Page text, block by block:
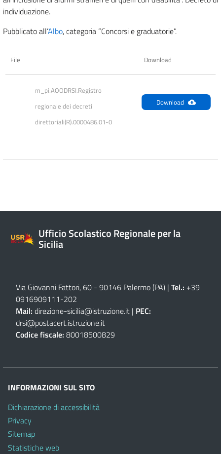
individuazione.
Pubblicato all’Albo, categoria “Concorsi e graduatorie”.
File Download
m_pi.AOODRSI.Registro
regionale dei decreti
direttoriali(R).0000486.01-0
Download
Ufficio Scolastico Regionale per la
Sicilia
Via Giovanni Fattori, 60 - 90146 Palermo (PA) | Tel.: +39
0916909111-202
Mail: direzione-sicilia@istruzione.it | PEC:
drsi@postacert.istruzione.it
Codice fiscale: 80018500829
INFORMAZIONI SUL SITO
Dichiarazione di accessibilità
Privacy
Sitemap
Statistiche web